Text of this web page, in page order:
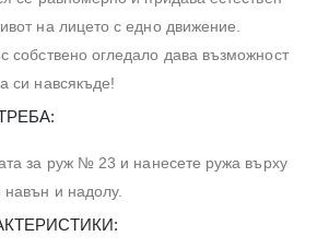
на лицето с едно движение.
собствено огледало дава възможност
си навсякъде!
за руж № 23 и нанесете ружа върху
навън и надолу.